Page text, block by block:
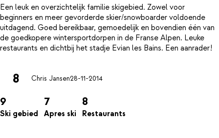
Een leuk en overzichtelijk familie skigebied. Zowel voor
beginners en meer gevorderde skier/snowboarder voldoende
uitdagend. Goed bereikbaar, gemoedelijk en bovendien één van
de goedkopere wintersportdorpen in de Franse Alpen. Leuke
8 Chris Jansen28-11-2014
9
Ski gebied
7
Apres ski
8
Restaurants